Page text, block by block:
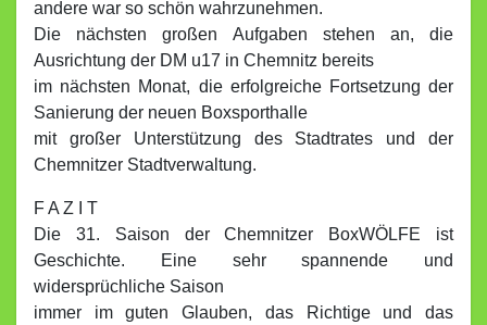
andere war so schön wahrzunehmen.
Die nächsten großen Aufgaben stehen an, die
Ausrichtung der DM u17 in Chemnitz bereits
im nächsten Monat, die erfolgreiche Fortsetzung der
Sanierung der neuen Boxsporthalle
mit großer Unterstützung des Stadtrates und der
Chemnitzer Stadtverwaltung.
F A Z I T
Die 31. Saison der Chemnitzer BoxWÖLFE ist
Geschichte. Eine sehr spannende und
widersprüchliche Saison
immer im guten Glauben, das Richtige und das